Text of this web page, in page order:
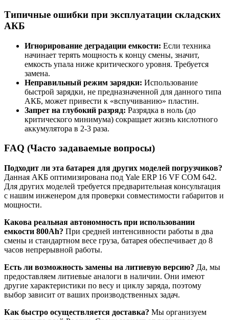
Типичные ошибки при эксплуатации складских
АКБ
Игнорирование деградации емкости: Если техника
начинает терять мощность к концу смены, значит,
емкость упала ниже критического уровня. Требуется
замена.
Неправильный режим зарядки: Использование
быстрой зарядки, не предназначенной для данного типа
АКБ, может привести к «вспучиванию» пластин.
Запрет на глубокий разряд: Разрядка в ноль (до
критического минимума) сокращает жизнь кислотного
аккумулятора в 2-3 раза.
FAQ (Часто задаваемые вопросы)
Подходит ли эта батарея для других моделей погрузчиков?
Данная АКБ оптимизирована под Yale ERP 16 VF COM 642.
Для других моделей требуется предварительная консультация
с нашим инженером для проверки совместимости габаритов и
мощности.
Какова реальная автономность при использовании
емкости 800Ah? При средней интенсивности работы в два
смены и стандартном весе груза, батарея обеспечивает до 8
часов непрерывной работы.
Есть ли возможность замены на литиевую версию? Да, мы
предоставляем литиевые аналоги в наличии. Они имеют
другие характеристики по весу и циклу заряда, поэтому
выбор зависит от ваших производственных задач.
Как быстро осуществляется доставка? Мы организуем